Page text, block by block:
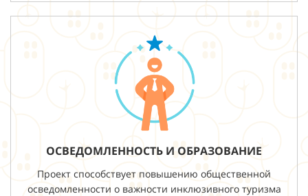
ОСВЕДОМЛЕННОСТЬ И ОБРАЗОВАНИЕ
Проект способствует повышению общественной
осведомленности о важности инклюзивного туризма